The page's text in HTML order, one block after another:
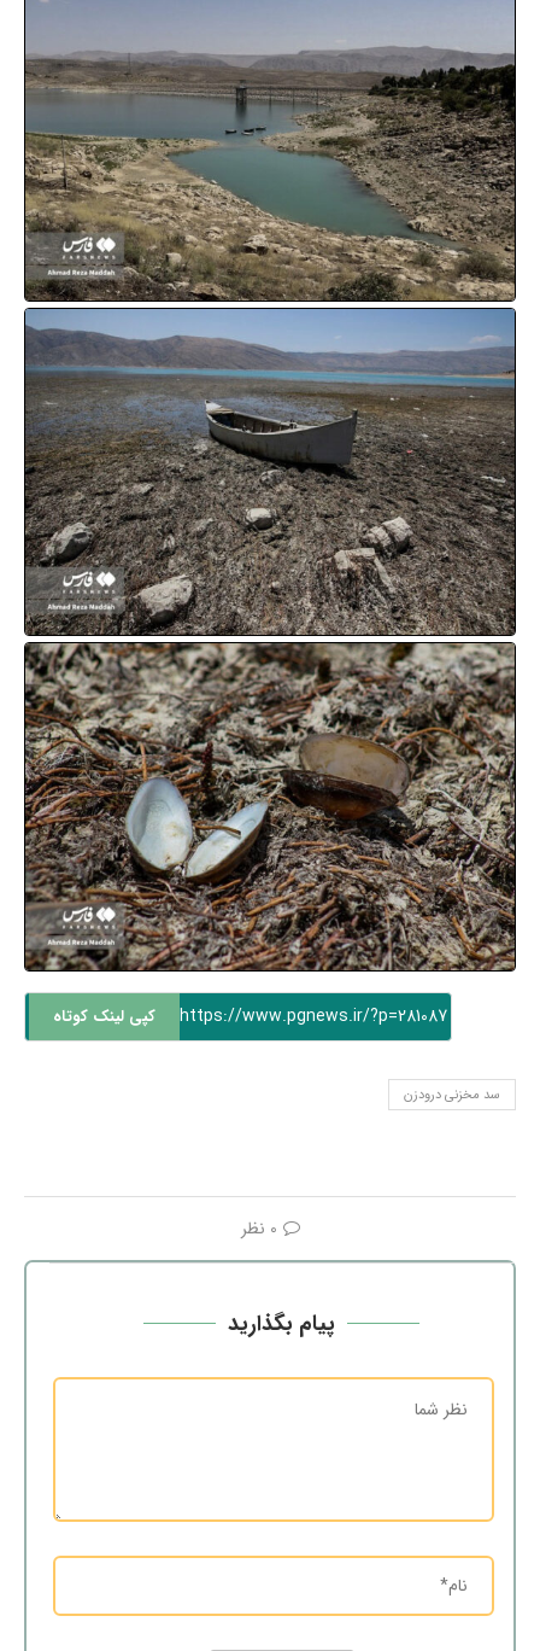
https://www.pgnews.ir/?p=281087 کپی لینک کوتاه
سد مخزنی درودزن
0 نظر
پیام بگذارید